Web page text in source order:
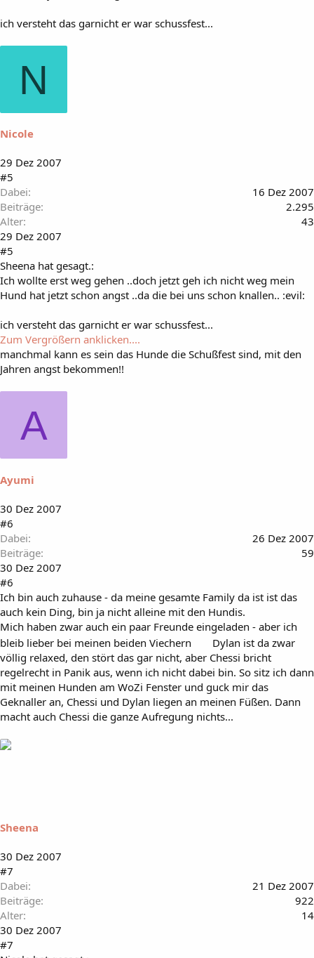
ich versteht das garnicht er war schussfest...
N
Nicole
29 Dez 2007
#5
Dabei
16 Dez 2007
Beiträge
2.295
Alter
43
29 Dez 2007
#5
Sheena hat gesagt.:
Ich wollte erst weg gehen ..doch jetzt geh ich nicht weg mein
Hund hat jetzt schon angst ..da die bei uns schon knallen.. :evil:
ich versteht das garnicht er war schussfest...
Zum Vergrößern anklicken....
manchmal kann es sein das Hunde die Schußfest sind, mit den
Jahren angst bekommen!!
A
Ayumi
30 Dez 2007
#6
Dabei
26 Dez 2007
Beiträge
59
30 Dez 2007
#6
Ich bin auch zuhause - da meine gesamte Family da ist ist das
auch kein Ding, bin ja nicht alleine mit den Hundis.
Mich haben zwar auch ein paar Freunde eingeladen - aber ich
bleib lieber bei meinen beiden Viechern
Dylan ist da zwar
völlig relaxed, den stört das gar nicht, aber Chessi bricht
regelrecht in Panik aus, wenn ich nicht dabei bin. So sitz ich dann
mit meinen Hunden am WoZi Fenster und guck mir das
Geknaller an, Chessi und Dylan liegen an meinen Füßen. Dann
macht auch Chessi die ganze Aufregung nichts...
Sheena
30 Dez 2007
#7
Dabei
21 Dez 2007
Beiträge
922
Alter
14
30 Dez 2007
#7